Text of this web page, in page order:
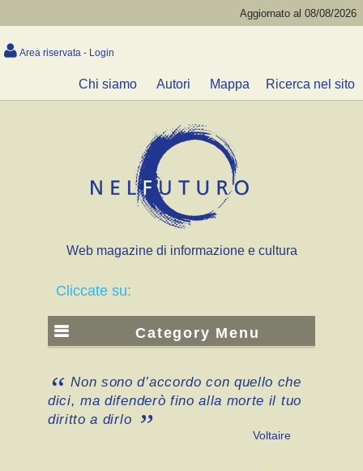
Aggiornato al 08/08/2026
Area riservata - Login
Chi siamo Autori Mappa Ricerca nel sito
Web magazine di informazione e cultura
Cliccate su:
Category Menu
Non sono d’accordo con quello che
dici, ma difenderò fino alla morte il tuo
diritto a dirlo
Voltaire